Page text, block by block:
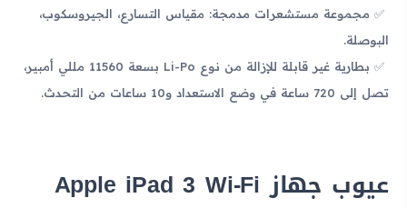
مجموعة مستشعرات مدمجة: مقياس التسارع، الجيروسكوب،
البوصلة.
بطارية غير قابلة للإزالة من نوع Li-Po بسعة 11560 مللي أمبير،
تصل إلى 720 ساعة في وضع الاستعداد و10 ساعات من التحدث.
عيوب جهاز Apple iPad 3 Wi-Fi